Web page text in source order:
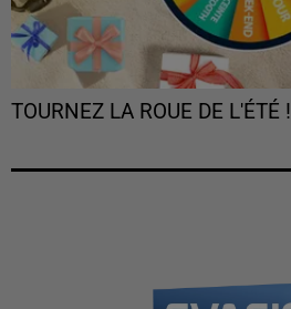
TOURNEZ LA ROUE DE L'ÉTÉ !